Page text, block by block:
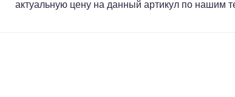
актуальную цену на данный артикул по нашим